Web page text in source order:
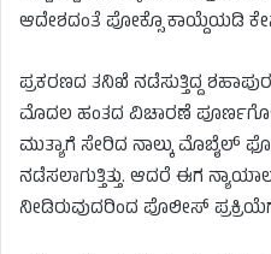
ಆದೇಶದಂತೆ ಪೋಕ್ಸೊ ಕಾಯ್ದೆಯಡಿ
ಪ್ರಕರಣದ ತನಿಖೆ ನಡೆಸುತ್ತಿದ್ದ
ಮೊದಲ ಹಂತದ ವಿಚಾರಣೆ
ಮುತ್ಯಾಗೆ ಸೇರಿದ ನಾಲ್ಕು ಮೊಬೈಲ್
ನಡೆಸಲಾಗುತ್ತಿತ್ತು. ಆದರೆ ಈಗ
ನೀಡಿರುವುದರಿಂದ ಪೊಲೀಸ್